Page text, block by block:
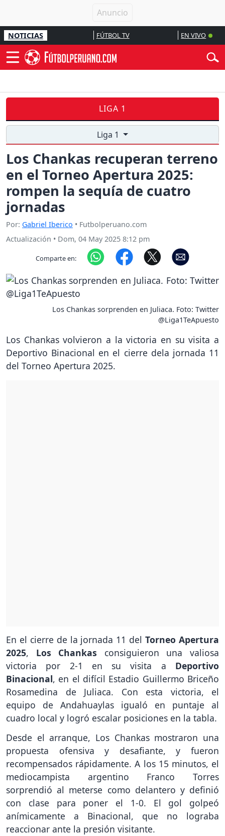
NOTICIAS FÚTBOL TV EN VIVO
LIGA 1
Liga 1
Los Chankas recuperan terreno
en el Torneo Apertura 2025:
rompen la sequía de cuatro
jornadas
Por: Gabriel Iberico • Futbolperuano.com
Actualización • Dom, 04 May 2025 8:12 pm
Comparte en:
Los Chankas sorprenden en Juliaca. Foto: Twitter
@Liga1TeApuesto
Los Chankas volvieron a la victoria en su visita a
Deportivo Binacional en el cierre dela jornada 11
del Torneo Apertura 2025.
En el cierre de la jornada 11 delTorneo Apertura
2025, Los Chankas consiguieron una valiosa
victoria por 2-1 en su visita a Deportivo
Binacional, en el difícil Estadio Guillermo Briceño
Rosamedina de Juliaca. Con esta victoria, el
equipo de Andahuaylas igualó en puntaje al
cuadro local y logró escalar posiciones en la tabla.
Desde el arranque, Los Chankas mostraron una
propuesta ofensiva y desafiante, y fueron
recompensados rápidamente. A los 15 minutos, el
mediocampista argentino Franco Torres
sorprendió al meterse como delantero y definió
con clase para poner el 1-0. El gol golpeó
anímicamente a Binacional, que no lograba
reaccionar ante la presión visitante.